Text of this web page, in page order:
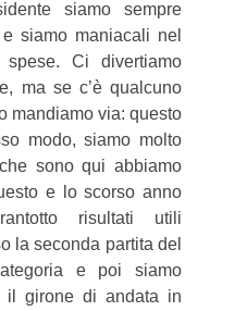
siamo sempre
siamo maniacali nel
Ci divertiamo
ma se c’è qualcuno
mandiamo via: questo
modo, siamo molto
sono qui abbiamo
e lo scorso anno
risultati utili
la seconda partita del
e poi siamo
il girone di andata in